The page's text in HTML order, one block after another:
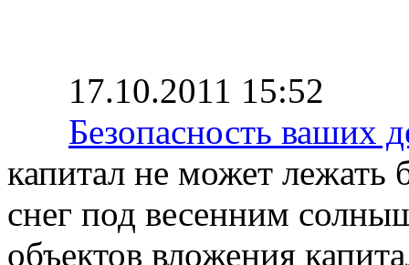
17.10.2011 15:52
Безопасность ваших
капитал не может лежать
снег под весенним
объектов вложения